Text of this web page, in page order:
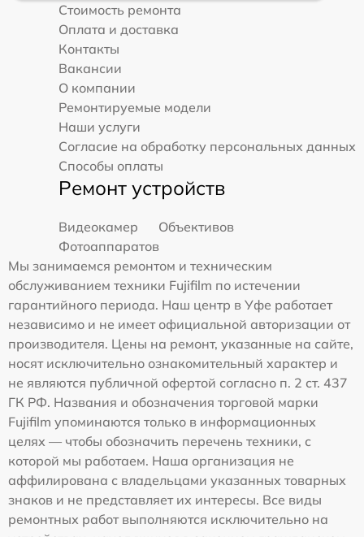
Стоимость ремонта
Оплата и доставка
Контакты
Вакансии
О компании
Ремонтируемые модели
Наши услуги
Согласие на обработку персональных данных
Способы оплаты
Ремонт устройств
Видеокамер
Объективов
Фотоаппаратов
Мы занимаемся ремонтом и техническим
обслуживанием техники Fujifilm по истечении
гарантийного периода. Наш центр в Уфе работает
независимо и не имеет официальной авторизации от
производителя. Цены на ремонт, указанные на сайте,
носят исключительно ознакомительный характер и
не являются публичной офертой согласно п. 2 ст. 437
ГК РФ. Названия и обозначения торговой марки
Fujifilm упоминаются только в информационных
целях — чтобы обозначить перечень техники, с
которой мы работаем. Наша организация не
аффилирована с владельцами указанных товарных
знаков и не представляет их интересы. Все виды
ремонтных работ выполняются исключительно на